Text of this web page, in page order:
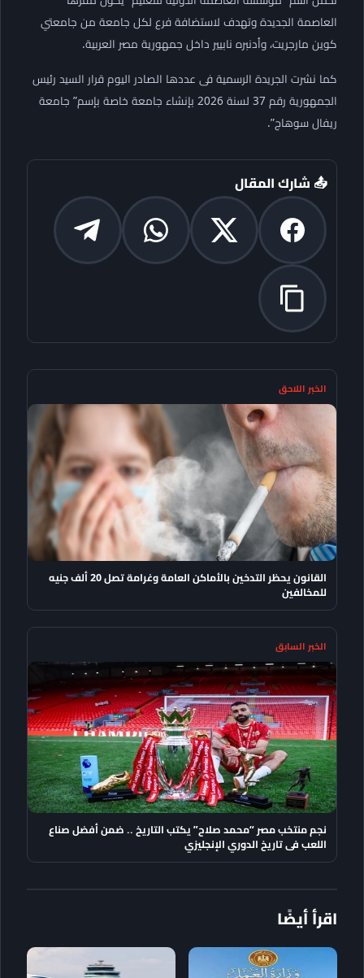
العاصمة الجديدة وتهدف لاستضافة فرع لكل جامعة من جامعتي
كوين مارجريت، وأدنبره نابيير داخل جمهورية مصر العربية.
كما نشرت الجريدة الرسمية فى عددها الصادر اليوم قرار السيد رئيس
الجمهورية رقم 37 لسنة 2026 بإنشاء جامعة خاصة بإسم” جامعة
ريفال سوهاج”.
📤 شارك المقال
الخبر اللاحق
القانون يحظر التدخين بالأماكن العامة وغرامة تصل 20 ألف جنيه
للمخالفين
الخبر السابق
نجم منتخب مصر “محمد صلاح” يكتب التاريخ .. ضمن أفضل صناع
اللعب فى تاريخ الدوري الإنجليزي
اقرأ أيضًا